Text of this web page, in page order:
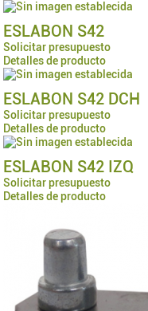
ESLABON S42
Solicitar presupuesto
Detalles de producto
ESLABON S42 DCH
Solicitar presupuesto
Detalles de producto
ESLABON S42 IZQ
Solicitar presupuesto
Detalles de producto